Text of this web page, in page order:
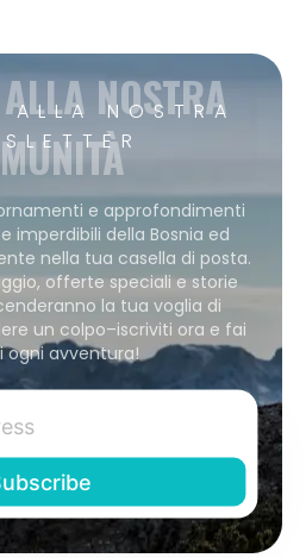
NOSTRA
NOSTRA
e approfondimenti
imperdibili della Bosnia ed
nella tua casella di posta.
offerte speciali e storie
la tua voglia di
un colpo–iscriviti ora e fai
ogni avventura!